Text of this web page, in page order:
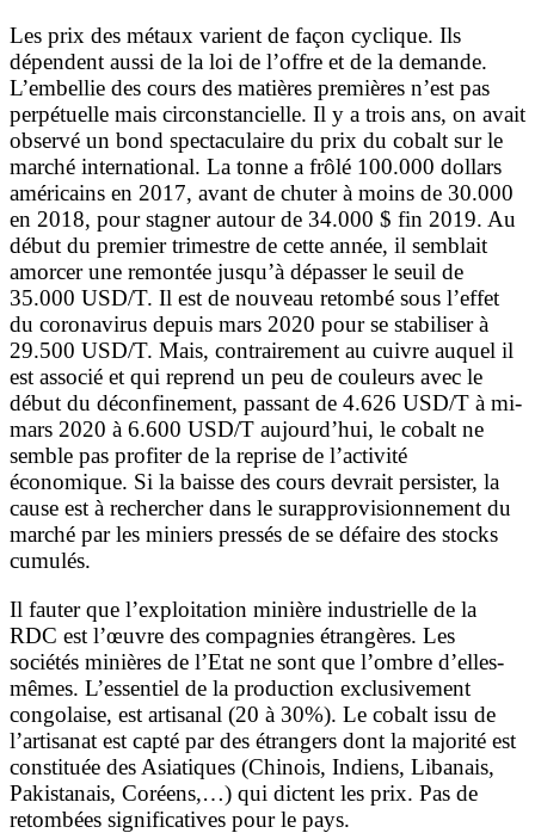
Les prix des métaux varient de façon cyclique. Ils
dépendent aussi de la loi de l’offre et de la demande.
L’embellie des cours des matières premières n’est pas
perpétuelle mais circonstancielle. Il y a trois ans, on avait
observé un bond spectaculaire du prix du cobalt sur le
marché international. La tonne a frôlé 100.000 dollars
américains en 2017, avant de chuter à moins de 30.000
en 2018, pour stagner autour de 34.000 $ fin 2019. Au
début du premier trimestre de cette année, il semblait
amorcer une remontée jusqu’à dépasser le seuil de
35.000 USD/T. Il est de nouveau retombé sous l’effet
du coronavirus depuis mars 2020 pour se stabiliser à
29.500 USD/T. Mais, contrairement au cuivre auquel il
est associé et qui reprend un peu de couleurs avec le
début du déconfinement, passant de 4.626 USD/T à mi-
mars 2020 à 6.600 USD/T aujourd’hui, le cobalt ne
semble pas profiter de la reprise de l’activité
économique. Si la baisse des cours devrait persister, la
cause est à rechercher dans le surapprovisionnement du
marché par les miniers pressés de se défaire des stocks
cumulés.
Il fauter que l’exploitation minière industrielle de la
RDC est l’œuvre des compagnies étrangères. Les
sociétés minières de l’Etat ne sont que l’ombre d’elles-
mêmes. L’essentiel de la production exclusivement
congolaise, est artisanal (20 à 30%). Le cobalt issu de
l’artisanat est capté par des étrangers dont la majorité est
constituée des Asiatiques (Chinois, Indiens, Libanais,
Pakistanais, Coréens,…) qui dictent les prix. Pas de
retombées significatives pour le pays.